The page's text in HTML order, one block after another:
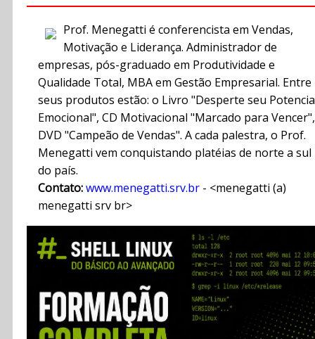
Prof. Menegatti é conferencista em Vendas,
Motivação e Liderança. Administrador de
empresas, pós-graduado em Produtividade e
Qualidade Total, MBA em Gestão Empresarial. Entre
seus produtos estão: o Livro "Desperte seu
Emocional", CD Motivacional "Marcado para Vencer",
DVD "Campeão de Vendas". A cada palestra, o Prof.
Menegatti vem conquistando platéias de norte a sul
do país.
Contato:www.menegatti.srv.br - <menegatti (a)
menegatti srv br>